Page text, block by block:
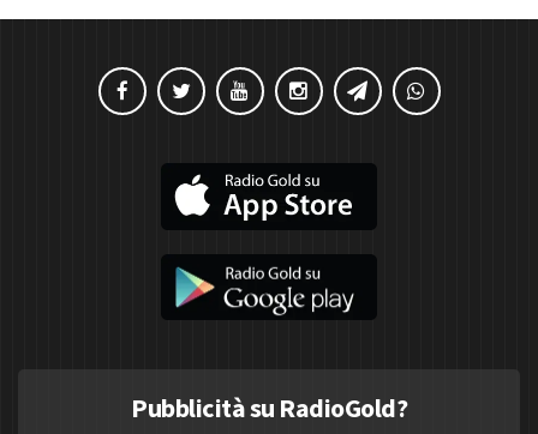
Pubblicità su RadioGold?